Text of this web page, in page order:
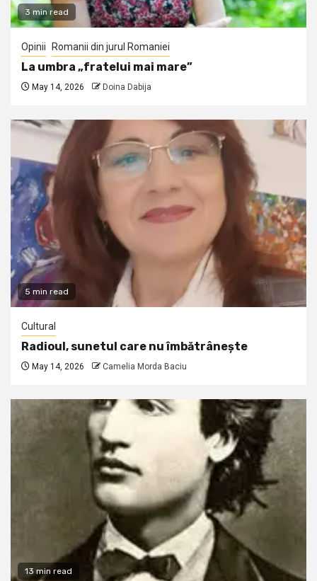
3 min read
Opinii Romanii din jurul Romaniei
La umbra „fratelui mai mare”
May 14, 2026 Doina Dabija
5 min read
Cultural
Radioul, sunetul care nu îmbătrânește
May 14, 2026 Camelia Morda Baciu
13 min read